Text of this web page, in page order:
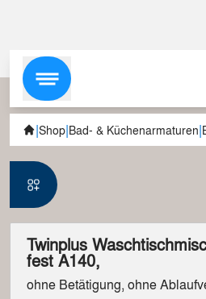
|Shop|Bad- & Küchenarmaturen|
Twinplus
fest A140,
ohne Betätigung, ohne